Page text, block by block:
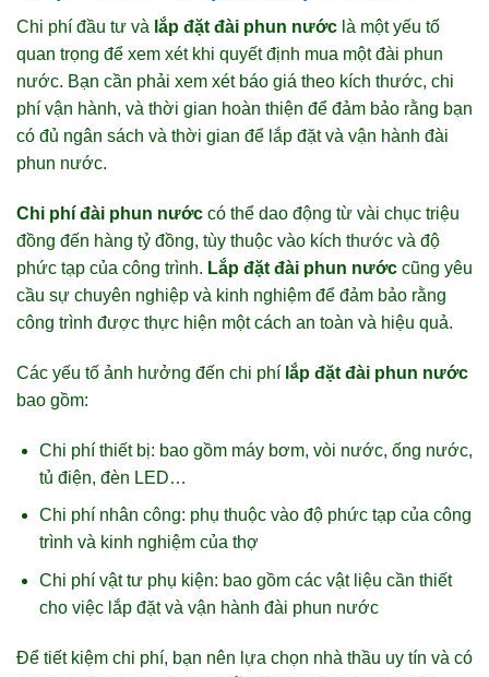
Chi phí đầu tư và lắp đặt đài phun nước là một yếu tố
quan trọng để xem xét khi quyết định mua một đài phun
nước. Bạn cần phải xem xét báo giá theo kích thước, chi
phí vận hành, và thời gian hoàn thiện để đảm bảo rằng bạn
có đủ ngân sách và thời gian để lắp đặt và vận hành đài
phun nước.
Chi phí đài phun nước có thể dao động từ vài chục triệu
đồng đến hàng tỷ đồng, tùy thuộc vào kích thước và độ
phức tạp của công trình. Lắp đặt đài phun nước cũng yêu
cầu sự chuyên nghiệp và kinh nghiệm để đảm bảo rằng
công trình được thực hiện một cách an toàn và hiệu quả.
Các yếu tố ảnh hưởng đến chi phí lắp đặt đài phun nước
bao gồm:
Chi phí thiết bị: bao gồm máy bơm, vòi nước, ống nước,
tủ điện, đèn LED…
Chi phí nhân công: phụ thuộc vào độ phức tạp của công
trình và kinh nghiệm của thợ
Chi phí vật tư phụ kiện: bao gồm các vật liệu cần thiết
cho việc lắp đặt và vận hành đài phun nước
Để tiết kiệm chi phí, bạn nên lựa chọn nhà thầu uy tín và có